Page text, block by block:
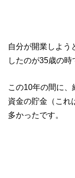
自分が開業しよう
したのが35歳の時
この10年の間に
資金の貯金（これ
多かったです。